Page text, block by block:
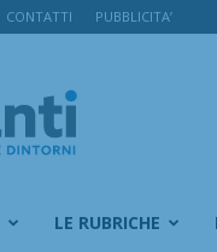
CONTATTI PUBBLICITA’
LE RUBRICHE